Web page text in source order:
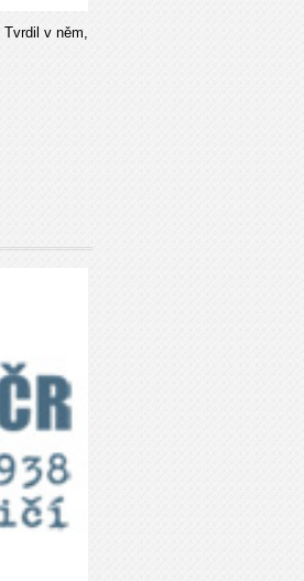
Tvrdil v něm,